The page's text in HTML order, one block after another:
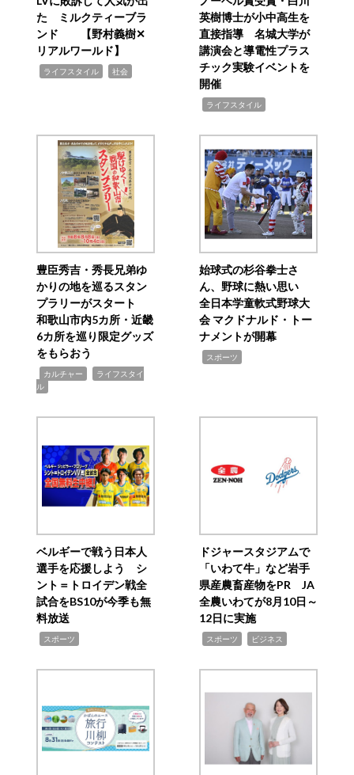
た ミルクティーブラ
ンド 【野村義樹✕
リアルワールド】
ライフスタイル 社会
英樹博士が小中高生を
直接指導 名城大学が
講演会と導電性プラス
チック実験イベントを
開催
ライフスタイル
豊臣秀吉・秀長兄弟ゆ
かりの地を巡るスタン
プラリーがスタート
和歌山市内5カ所・近畿
6カ所を巡り限定グッズ
をもらおう
カルチャー
ライフスタイ
ル
始球式の杉谷拳士さ
ん、野球に熱い思い
全日本学童軟式野球大
会 マクドナルド・トー
ナメントが開幕
スポーツ
ベルギーで戦う日本人
選手を応援しよう シ
ント＝トロイデン戦全
試合をBS10が今季も無
料放送
スポーツ
ドジャースタジアムで
「いわて牛」など岩手
県産農畜産物をPR JA
全農いわてが8月10日～
12日に実施
スポーツ ビジネス